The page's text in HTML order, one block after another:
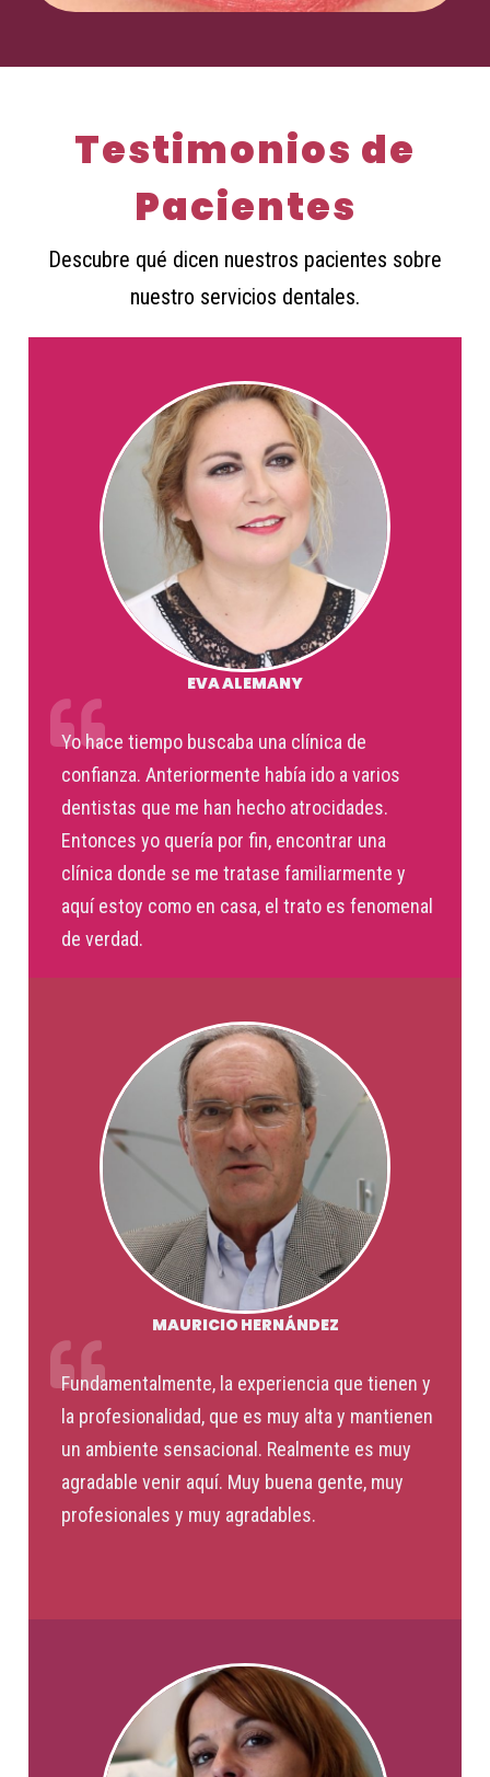
Testimonios de
Pacientes
Descubre qué dicen nuestros pacientes sobre
nuestro servicios dentales.
EVA ALEMANY
Yo hace tiempo buscaba una clínica de
confianza. Anteriormente había ido a varios
dentistas que me han hecho atrocidades.
Entonces yo quería por fin, encontrar una
clínica donde se me tratase familiarmente y
aquí estoy como en casa, el trato es fenomenal
de verdad.
MAURICIO HERNÁNDEZ
Fundamentalmente, la experiencia que tienen y
la profesionalidad, que es muy alta y mantienen
un ambiente sensacional. Realmente es muy
agradable venir aquí. Muy buena gente, muy
profesionales y muy agradables.